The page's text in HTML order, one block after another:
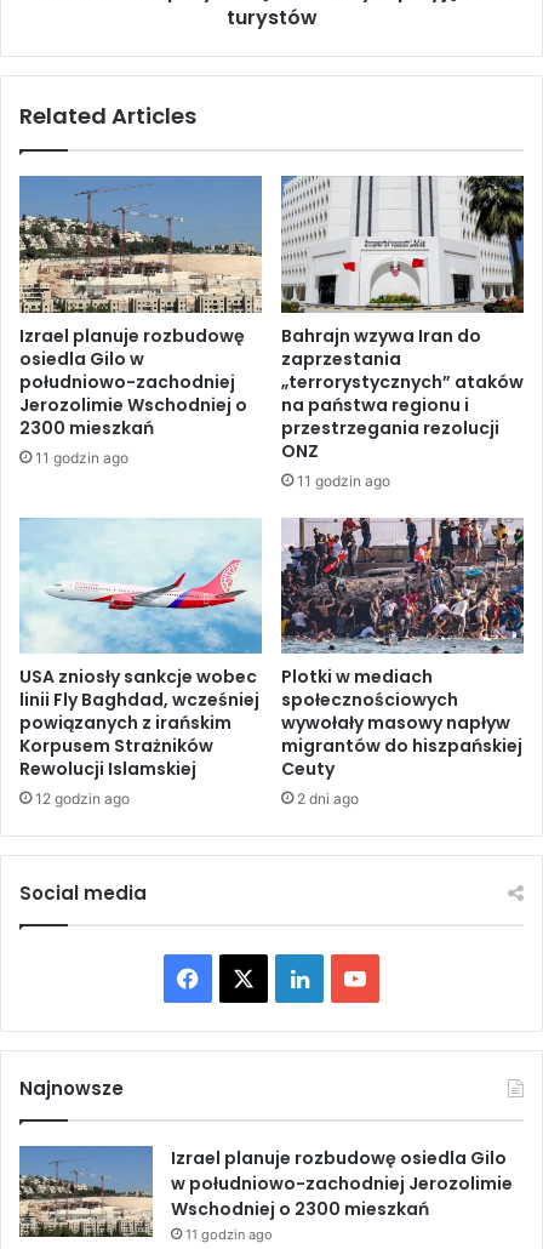
t
t
i
n
K
u
r
s
k
r
e
i
n
z
p
r
z
y
w
r
ó
c
e
n
w
ę
i
e
n
a
n
a
A
c
t
r
p
o
t
s
i
ę
turystów
Related Articles
Izrael planuje rozbudowę
osiedla Gilo w
południowo-zachodniej
Jerozolimie Wschodniej o
2300 mieszkań
11 godzin ago
Bahrajn wzywa Iran do
zaprzestania
„terrorystycznych” ataków
na państwa regionu i
przestrzegania rezolucji
ONZ
11 godzin ago
USA zniosły sankcje wobec
linii Fly Baghdad, wcześniej
powiązanych z irańskim
Korpusem Strażników
Rewolucji Islamskiej
12 godzin ago
Plotki w mediach
społecznościowych
wywołały masowy napływ
migrantów do hiszpańskiej
Ceuty
2 dni ago
Social media
a
e
b
o
L
i
k
e
d
o
T
u
b
Najnowsze
Izrael planuje rozbudowę osiedla Gilo
w południowo-zachodniej Jerozolimie
Wschodniej o 2300 mieszkań
11 godzin ago